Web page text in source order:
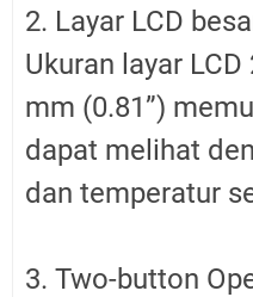
2. Layar LCD
Ukuran layar
mm (0.81”)
dapat melihat
dan temperatur
3. Two-button